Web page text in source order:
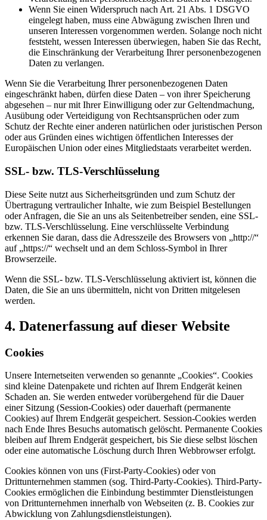
Wenn Sie einen Widerspruch nach Art. 21 Abs. 1 DSGVO
eingelegt haben, muss eine Abwägung zwischen Ihren und
unseren Interessen vorgenommen werden. Solange noch nicht
feststeht, wessen Interessen überwiegen, haben Sie das Recht,
die Einschränkung der Verarbeitung Ihrer personenbezogenen
Daten zu verlangen.
Wenn Sie die Verarbeitung Ihrer personenbezogenen Daten
eingeschränkt haben, dürfen diese Daten – von ihrer Speicherung
abgesehen – nur mit Ihrer Einwilligung oder zur Geltendmachung,
Ausübung oder Verteidigung von Rechtsansprüchen oder zum
Schutz der Rechte einer anderen natürlichen oder juristischen Person
oder aus Gründen eines wichtigen öffentlichen Interesses der
Europäischen Union oder eines Mitgliedstaats verarbeitet werden.
SSL- bzw. TLS-Verschlüsselung
Diese Seite nutzt aus Sicherheitsgründen und zum Schutz der
Übertragung vertraulicher Inhalte, wie zum Beispiel Bestellungen
oder Anfragen, die Sie an uns als Seitenbetreiber senden, eine SSL-
bzw. TLS-Verschlüsselung. Eine verschlüsselte Verbindung
erkennen Sie daran, dass die Adresszeile des Browsers von „http://“
auf „https://“ wechselt und an dem Schloss-Symbol in Ihrer
Browserzeile.
Wenn die SSL- bzw. TLS-Verschlüsselung aktiviert ist, können die
Daten, die Sie an uns übermitteln, nicht von Dritten mitgelesen
werden.
4. Datenerfassung auf dieser Website
Cookies
Unsere Internetseiten verwenden so genannte „Cookies“. Cookies
sind kleine Datenpakete und richten auf Ihrem Endgerät keinen
Schaden an. Sie werden entweder vorübergehend für die Dauer
einer Sitzung (Session-Cookies) oder dauerhaft (permanente
Cookies) auf Ihrem Endgerät gespeichert. Session-Cookies werden
nach Ende Ihres Besuchs automatisch gelöscht. Permanente Cookies
bleiben auf Ihrem Endgerät gespeichert, bis Sie diese selbst löschen
oder eine automatische Löschung durch Ihren Webbrowser erfolgt.
Cookies können von uns (First-Party-Cookies) oder von
Drittunternehmen stammen (sog. Third-Party-Cookies). Third-Party-
Cookies ermöglichen die Einbindung bestimmter Dienstleistungen
von Drittunternehmen innerhalb von Webseiten (z. B. Cookies zur
Abwicklung von Zahlungsdienstleistungen).